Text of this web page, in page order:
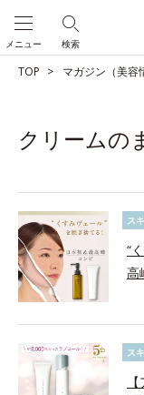
検索
メニュー
TOP マガジン（美容
クリームの
ス
“
高
ス